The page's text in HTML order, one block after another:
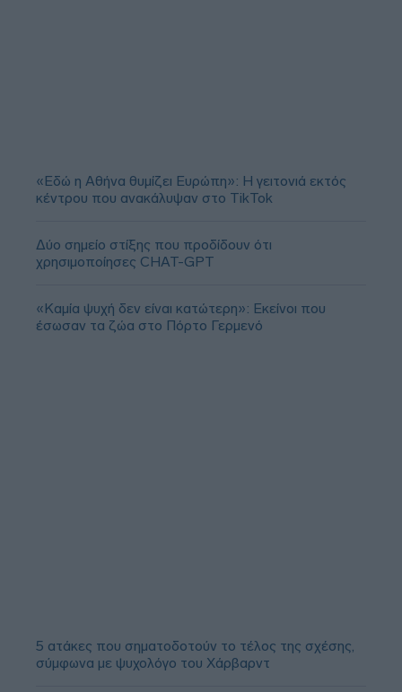
«Εδώ η Αθήνα θυμίζει Ευρώπη»: H γειτονιά εκτός
κέντρου που ανακάλυψαν στο TikTok
Δύο σημείο στίξης που προδίδουν ότι
χρησιμοποίησες CHAT-GPT
«Καμία ψυχή δεν είναι κατώτερη»: Εκείνοι που
έσωσαν τα ζώα στο Πόρτο Γερμενό
5 ατάκες που σηματοδοτούν το τέλος της σχέσης,
σύμφωνα με ψυχολόγο του Χάρβαρντ